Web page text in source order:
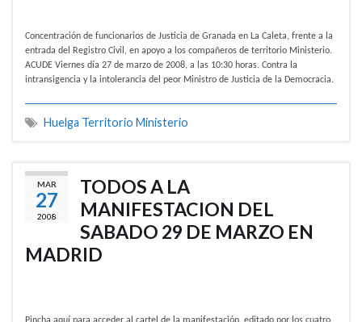
Concentración de funcionarios de Justicia de Granada en La Caleta, frente a la
entrada del Registro Civil, en apoyo a los compañeros de territorio Ministerio.
ACUDE Viernes día 27 de marzo de 2008, a las 10:30 horas. Contra la
intransigencia y la intolerancia del peor Ministro de Justicia de la Democracia.
Huelga Territorio Ministerio
MAR
27
2008
TODOS A LA
MANIFESTACION DEL
SABADO 29 DE MARZO EN
MADRID